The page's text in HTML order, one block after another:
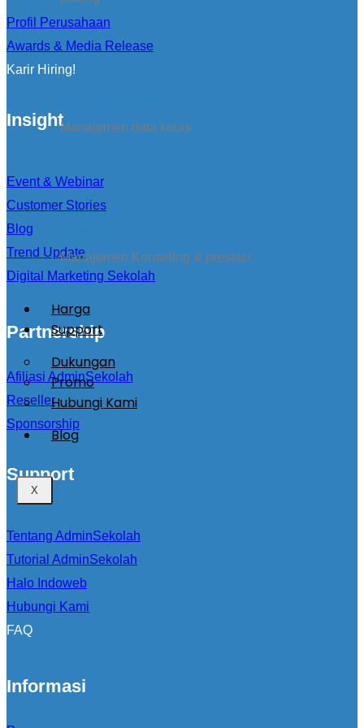
Manajemen data kelas
Manajemen Konseling & prestasi
Harga
Support
Dukungan
Promo
Hubungi Kami
Blog
X
Profil Perusahaan
Awards & Media Release
Karir Hiring!
Insight
Event & Webinar
Customer Stories
Blog
Trend Update
Digital Marketing Sekolah
Partnership
Afiliasi AdminSekolah
Reseller
Sponsorship
Support
Tentang AdminSekolah
Tutorial AdminSekolah
Halo Indoweb
Hubungi Kami
FAQ
Informasi